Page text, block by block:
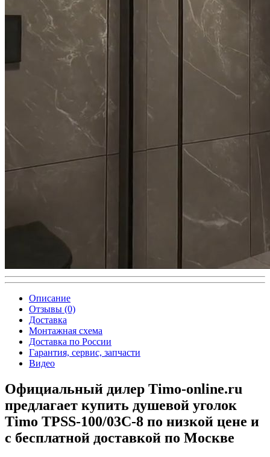
Описание
Отзывы (0)
Доставка
Монтажная схема
Доставка по России
Гарантия, сервис, запчасти
Видео
Официальный дилер Timo-online.ru
предлагает купить душевой уголок
Timo TPSS-100/03C-8 по низкой цене и
с бесплатной доставкой по Москве